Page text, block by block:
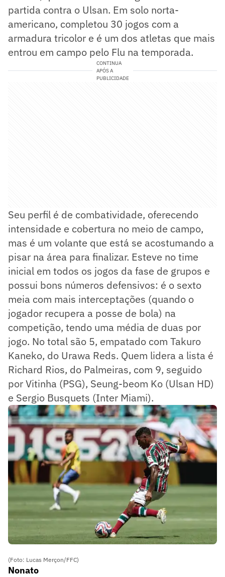
partida contra o Ulsan. Em solo norta-
americano, completou 30 jogos com a
armadura tricolor e é um dos atletas que mais
entrou em campo pelo Flu na temporada.
CONTINUA
APÓS A
PUBLICIDADE
Seu perfil é de combatividade, oferecendo
intensidade e cobertura no meio de campo,
mas é um volante que está se acostumando a
pisar na área para finalizar. Esteve no time
inicial em todos os jogos da fase de grupos e
possui bons números defensivos: é o sexto
meia com mais interceptações (quando o
jogador recupera a posse de bola) na
competição, tendo uma média de duas por
jogo. No total são 5, empatado com Takuro
Kaneko, do Urawa Reds. Quem lidera a lista é
Richard Rios, do Palmeiras, com 9, seguido
por Vitinha (PSG), Seung-beom Ko (Ulsan HD)
e Sergio Busquets (Inter Miami).
(Foto: Lucas Merçon/FFC)
Nonato